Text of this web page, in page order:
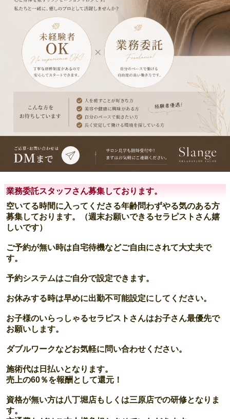
業務委託スタッフさん募集しております。
空いてる時間に入ってくださる年齢問わずやる気のある方
募集しております。（週末お願いできるセラピストさん嬉
しいです）
ご予約が無い時は自宅待機などご自由にされて大丈夫で
す。
予約システムはご自分で設定できます。
お休みする時は早めに出勤不可能設定にしてください。
お子様のいらっしゃるセラピストさんはお子さん最優先で
お願いします。
ダブルワークなどお気軽に問い合わせください。
施術代は日払いとなります。
売上の60％を報酬として還元！
資格が無い方は八丁堀店もしくは三原店での研修となりま
す。